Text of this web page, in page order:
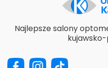
Najlepsze salony